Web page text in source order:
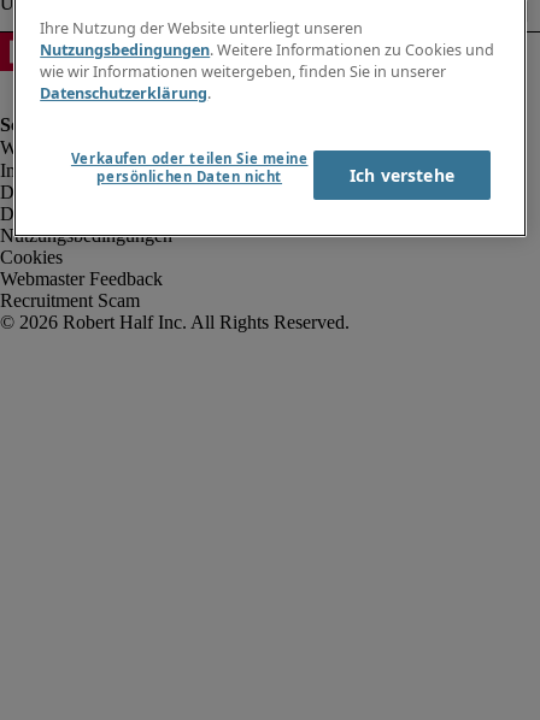
Impressum
Datenschutz
Datenschutz Arbeitnehmer/Leiharbeitnehmer
Nutzungsbedingungen
Cookies
Webmaster Feedback
Recruitment Scam
Ihre Nutzung der Website unterliegt unseren
Nutzungsbedingungen. Weitere Informationen zu Cookies und
wie wir Informationen weitergeben, finden Sie in unserer
Datenschutzerklärung.
Verkaufen oder teilen Sie meine
persönlichen Daten nicht
Ich verstehe